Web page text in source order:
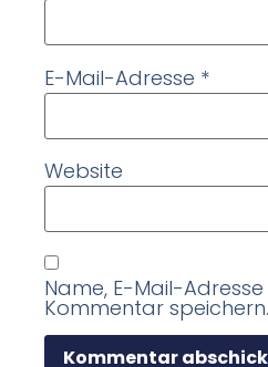
E-Mail-Adresse *
Website
Name, E-Mail-
Kommentar speichern.